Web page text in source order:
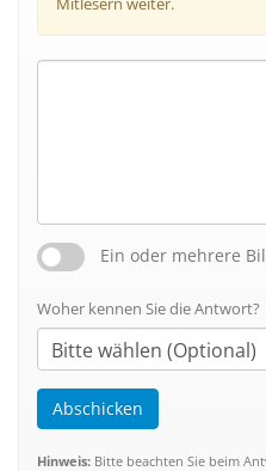
Ein oder mehrere
Woher kennen Sie die Antwort?
Abschicken
Hinweis: Bitte beachten Sie beim